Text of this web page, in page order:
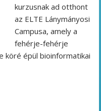
kurzusnak ad otthont
az ELTE Lánymányosi
Campusa, amely a
fehérje-fehérje
köré épül bioinformatikai